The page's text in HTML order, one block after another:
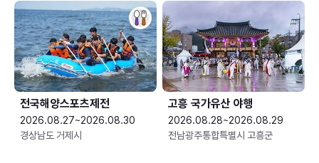
전국해양스포츠제전
2026.08.27~2026.08.30
경상남도 거제시
고흥 국가유산 야행
2026.08.28~2026.08.29
전남광주통합특별시 고흥군